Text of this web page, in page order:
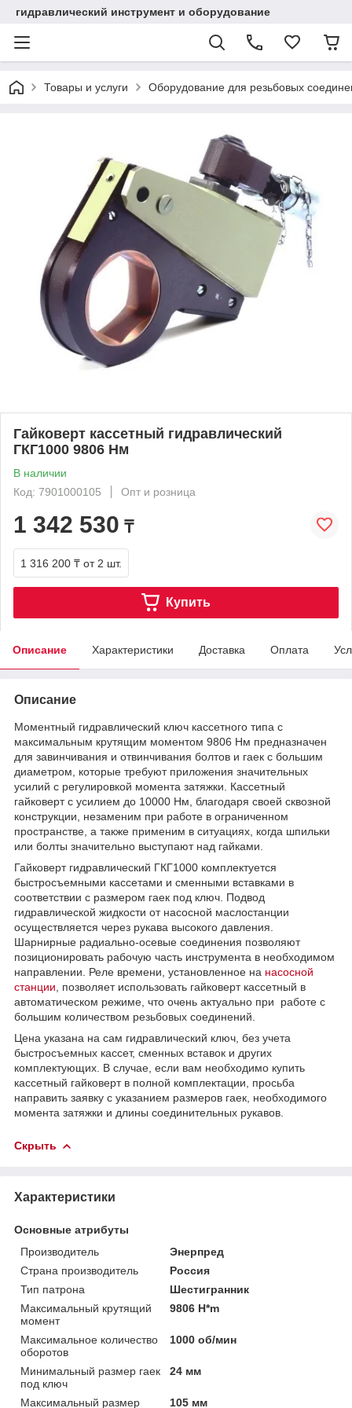
гидравлический инструмент и оборудование
Товары и услуги Оборудование для резьбовых
Гайковерт кассетный гидравлический
ГКГ1000 9806 Нм
В наличии
Код: 7901000105
Опт и розница
1 342 530 ₸
1 316 200 ₸ от 2 шт.
Купить
Описание Характеристики Доставка Оплата
Описание
Моментный гидравлический ключ кассетного типа с
максимальным крутящим моментом 9806 Нм предназначен
для завинчивания и отвинчивания болтов и гаек с большим
диаметром, которые требуют приложения значительных
усилий с регулировкой момента затяжки. Кассетный
гайковерт с усилием до 10000 Нм, благодаря своей сквозной
конструкции, незаменим при работе в ограниченном
пространстве, а также применим в ситуациях, когда шпильки
или болты значительно выступают над гайками.
Гайковерт гидравлический ГКГ1000 комплектуется
быстросъемными кассетами и сменными вставками в
соответствии с размером гаек под ключ. Подвод
гидравлической жидкости от насосной маслостанции
осуществляется через рукава высокого давления.
Шарнирные радиально-осевые соединения позволяют
позиционировать рабочую часть инструмента в необходимом
направлении. Реле времени, установленное на насосной
станции , позволяет использовать гайковерт кассетный в
автоматическом режиме, что очень актуально при работе с
большим количеством резьбовых соединений.
Цена указана на сам гидравлический ключ, без учета
быстросъемных кассет, сменных вставок и других
комплектующих. В случае, если вам необходимо купить
кассетный гайковерт в полной комплектации, просьба
направить заявку с указанием размеров гаек, необходимого
момента затяжки и длины соединительных рукавов.
Скрыть
Характеристики
Основные атрибуты
Производитель
Энерпред
Страна производитель
Россия
Тип патрона
Шестигранник
Максимальный крутящий
момент
9806 H*m
Максимальное количество
оборотов
1000 об/мин
Минимальный размер гаек
под ключ
24 мм
Максимальный размер 105 мм